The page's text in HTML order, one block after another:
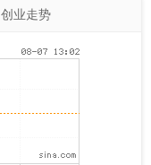
创业走势